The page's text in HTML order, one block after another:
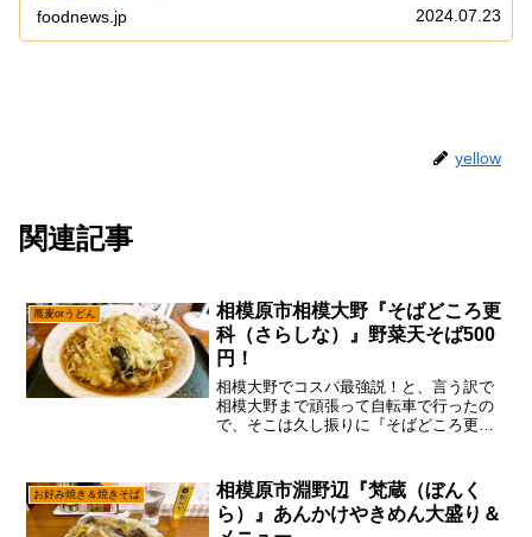
多分に当サイトでも”全メニュー制覇”したのって、...
foodnews.jp 2024.07.23
yellow
関連記事
蕎麦orうどん
相模原市相模大野『そばどころ更
科（さらしな）』野菜天そば500
円！
相模大野でコスパ最強説！と、言う訳で
相模大野まで頑張って自転車で行ったの
で、そこは久し振りに『そばどころ更
個人的にはこの『そばどころ更科』が、
一番コスパに優れていると思...
お好み焼き＆焼きそば
相模原市淵野辺『梵蔵（ぼんく
ら）』あんかけやきめん大盛り＆